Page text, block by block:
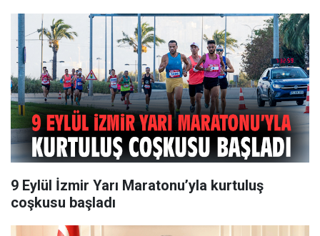
9 Eylül İzmir Yarı Maratonu’yla kurtuluş
coşkusu başladı